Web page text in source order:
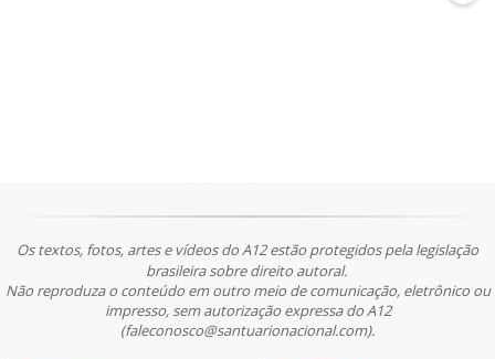
Os textos, fotos, artes e vídeos do A12 estão protegidos pela legislação
brasileira sobre direito autoral.
Não reproduza o conteúdo em outro meio de comunicação, eletrônico ou
impresso, sem autorização expressa do A12
(faleconosco@santuarionacional.com).